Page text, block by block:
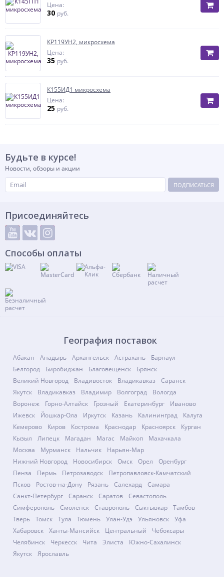
Цена:
30 руб.
КР119УН2, микросхема
Цена:
35 руб.
К155ИД1 микросхема
Цена:
25 руб.
Будьте в курсе!
Новости, обзоры и акции
ПОДПИСАТЬСЯ
Присоединяйтесь
Способы оплаты
География поставок
Абакан Анадырь Архангельск Астрахань
Барнаул
Белгород
Биробиджан Благовещенск
Брянск
Великий Новгород
Владивосток Владикавказ
Саранск
Якутск
Владикавказ Владимир Волгоград
Вологда
Воронеж
Горно-Алтайск Грозный Екатеринбург
Иваново
Ижевск
Йошкар-Ола Иркутск Казань Калининград
Калуга
Кемерово
Киров Кострома Краснодар Красноярск
Курган
Кызыл
Липецк Магадан Магас Майкоп
Махачкала
Москва
Мурманск Нальчик
Нарьян-Мар
Нижний Новгород
Новосибирск Омск Орел
Оренбург
Пенза
Пермь Петрозаводск
Петропавловск-Камчатский
Псков
Ростов-на-Дону Рязань Салехард
Самара
Санкт-Петербург
Саранск Саратов
Севастополь
Симферополь
Смоленск Ставрополь Сыктывкар
Тамбов
Тверь
Томск Тула Тюмень Улан-Удэ Ульяновск
Уфа
Хабаровск
Ханты-Мансийск Центральный
Чебоксары
Челябинск
Черкесск Чита Элиста
Южно-Сахалинск
Якутск
Ярославль